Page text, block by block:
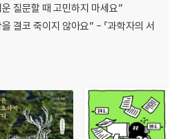
질문할 때 고민하지 마세요”
결코 죽이지 않아요” - 『과학자의 서